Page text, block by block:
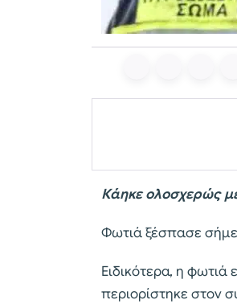
Κάηκε ολοσχερώς
Φωτιά ξέσπασε
Ειδικότερα, η φωτιά
περιορίστηκε στον